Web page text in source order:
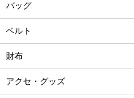
バッグ
ベルト
財布
アクセ・グッズ